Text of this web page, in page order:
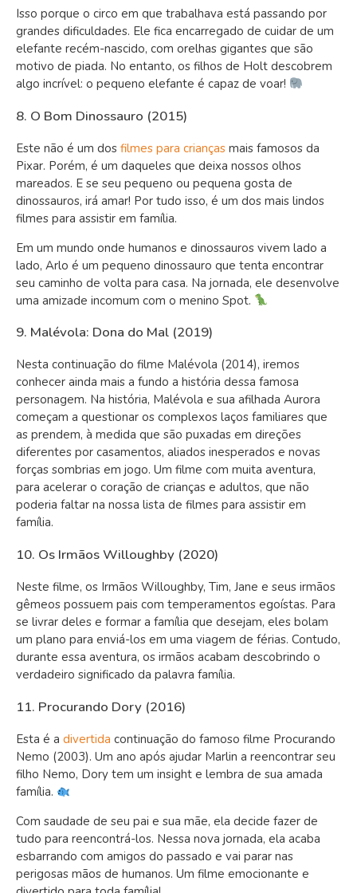
Isso porque o circo em que trabalhava está passando por
grandes dificuldades. Ele fica encarregado de cuidar de um
elefante recém-nascido, com orelhas gigantes que são
motivo de piada. No entanto, os filhos de Holt descobrem
algo incrível: o pequeno elefante é capaz de voar!
8. O Bom Dinossauro (2015)
Este não é um dos filmes para crianças mais famosos da
Pixar. Porém, é um daqueles que deixa nossos olhos
mareados. E se seu pequeno ou pequena gosta de
dinossauros, irá amar! Por tudo isso, é um dos mais lindos
filmes para assistir em família.
Em um mundo onde humanos e dinossauros vivem lado a
lado, Arlo é um pequeno dinossauro que tenta encontrar
seu caminho de volta para casa. Na jornada, ele desenvolve
uma amizade incomum com o menino Spot.
9. Malévola: Dona do Mal (2019)
Nesta continuação do filme Malévola (2014), iremos
conhecer ainda mais a fundo a história dessa famosa
personagem. Na história, Malévola e sua afilhada Aurora
começam a questionar os complexos laços familiares que
as prendem, à medida que são puxadas em direções
diferentes por casamentos, aliados inesperados e novas
forças sombrias em jogo. Um filme com muita aventura,
para acelerar o coração de crianças e adultos, que não
poderia faltar na nossa lista de filmes para assistir em
família.
10. Os Irmãos Willoughby (2020)
Neste filme, os Irmãos Willoughby, Tim, Jane e seus irmãos
gêmeos possuem pais com temperamentos egoístas. Para
se livrar deles e formar a família que desejam, eles bolam
um plano para enviá-los em uma viagem de férias. Contudo,
durante essa aventura, os irmãos acabam descobrindo o
verdadeiro significado da palavra família.
11. Procurando Dory (2016)
Esta é a divertida continuação do famoso filme Procurando
Nemo (2003). Um ano após ajudar Marlin a reencontrar seu
filho Nemo, Dory tem um insight e lembra de sua amada
família.
Com saudade de seu pai e sua mãe, ela decide fazer de
tudo para reencontrá-los. Nessa nova jornada, ela acaba
esbarrando com amigos do passado e vai parar nas
perigosas mãos de humanos. Um filme emocionante e